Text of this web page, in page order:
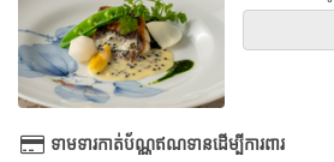
ទាមទារកាត់ប័ណ្ណឥណទានដើម្បីការពារ